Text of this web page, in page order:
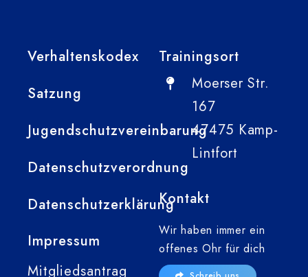
Verhaltenskodex
Satzung
Jugendschutzvereinbarung
Datenschutzverordnung
Datenschutzerklärung
Impressum
Mitgliedsantrag
Trainingsort
Moerser Str.
167
47475 Kamp-
Lintfort
Kontakt
Wir haben immer ein
offenes Ohr für dich